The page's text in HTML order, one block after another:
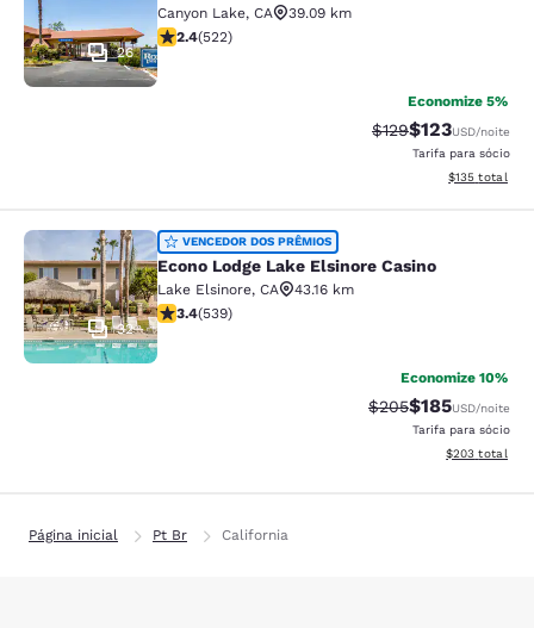
26
Canyon Lake, CA
39.09 km
classificação 2.43 estrelas. Razoável. 522 avaliações
2.4(522)
Economize 5%
Tarifa anterior
$129Tarifa com
$123USD/noite
Tarifa para sócio
Exibir
$135 total
Econo Lodge Lake Elsinore Casino
32
VENCEDOR DOS PRÊMIOS
Econo Lodge Lake Elsinore Casino
Lake Elsinore, CA
43.16 km
classificação 3.35 estrelas. Bom. 539 avaliações
3.4(539)
Economize 10%
Tarifa anterior
$205Tarifa com
$185USD/noite
Tarifa para sócio
Exibir
$203 total
Página inicial Pt Br California